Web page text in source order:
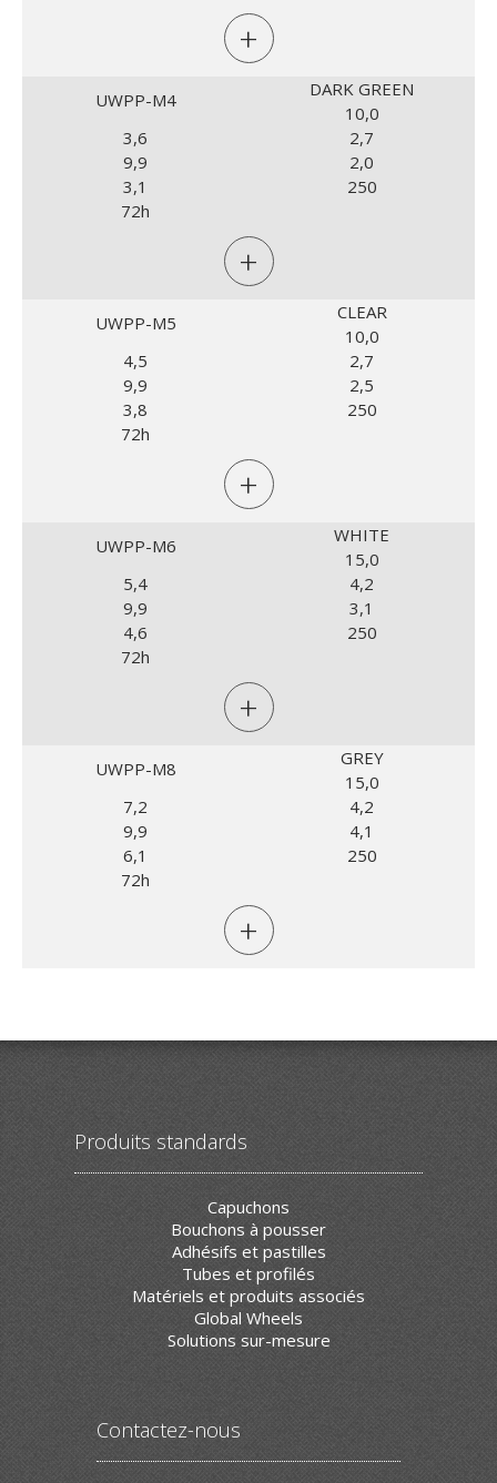
+
UWPP-M4
DARK GREEN
10,0
3,6
2,7
9,9
2,0
3,1
250
72h
+
UWPP-M5
CLEAR
10,0
4,5
2,7
9,9
2,5
3,8
250
72h
+
UWPP-M6
WHITE
15,0
5,4
4,2
9,9
3,1
4,6
250
72h
+
UWPP-M8
GREY
15,0
7,2
4,2
9,9
4,1
6,1
250
72h
+
Produits standards
Capuchons
Bouchons à pousser
Adhésifs et pastilles
Tubes et profilés
Matériels et produits associés
Global Wheels
Solutions sur-mesure
Contactez-nous